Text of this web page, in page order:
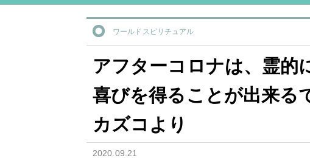
ワールドスピリチュアル
アフターコロナは、霊的
喜びを得ることが出来る
カズコより
2020.09.21